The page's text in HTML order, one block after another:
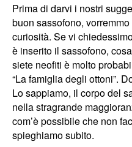
Prima di darvi i nostri
buon sassofono,
curiosità. Se vi
è inserito il sassofono,
siete neofiti è molto
“La famiglia degli ottoni”.
Lo sappiamo, il corpo del
nella stragrande
com’è possibile che non
spieghiamo subito.